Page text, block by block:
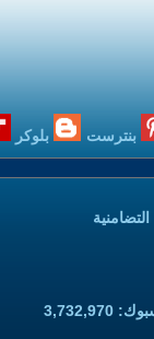
بنترست بلوكر